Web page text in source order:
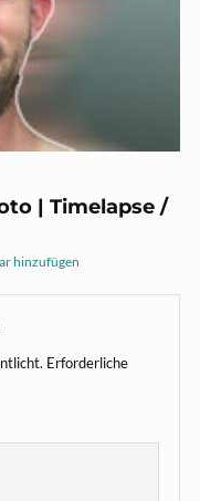
| Timelapse /
hinzufügen
Erforderliche